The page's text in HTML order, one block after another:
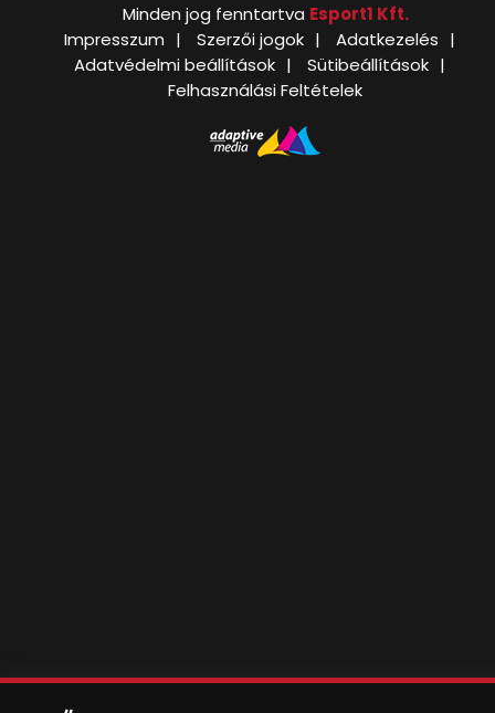
Minden jog fenntartva Esport1 Kft.
Impresszum
Szerzői jogok
Adatkezelés
Adatvédelmi beállítások
Sütibeállítások
Felhasználási Feltételek